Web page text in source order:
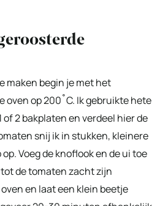
maken begin je met het
oven op 200˚C. Ik gebruikte hete
of 2 bakplaten en verdeel hier de
snij ik in stukken, kleinere
Voeg de knoflook en de ui toe
de tomaten zacht zijn
en laat een klein beetje